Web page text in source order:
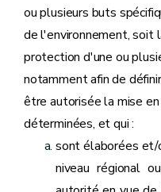
ou plusieurs buts
de l'environnement, soit
protection d'une ou
notamment afin de
être autorisée la mise
déterminées, et qui :
sont élaborées et/
niveau régional